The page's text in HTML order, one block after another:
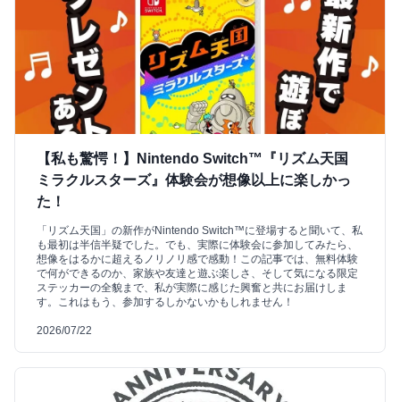
【私も驚愕！】Nintendo Switch™『リズム天国
ミラクルスターズ』体験会が想像以上に楽しかっ
た！
「リズム天国」の新作がNintendo Switch™に登場すると聞いて、私
も最初は半信半疑でした。でも、実際に体験会に参加してみたら、
想像をはるかに超えるノリノリ感で感動！この記事では、無料体験
で何ができるのか、家族や友達と遊ぶ楽しさ、そして気になる限定
ステッカーの全貌まで、私が実際に感じた興奮と共にお届けしま
す。これはもう、参加するしかないかもしれません！
2026/07/22